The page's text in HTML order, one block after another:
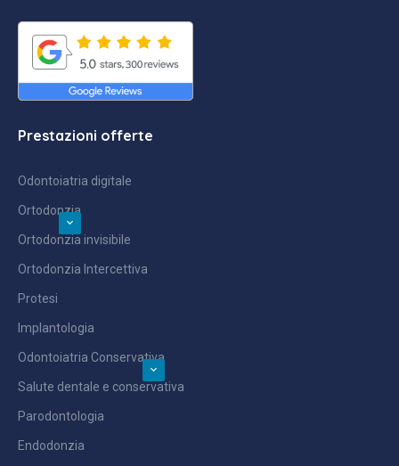
Prestazioni offerte
Odontoiatria digitale
Ortodonzia
Ortodonzia invisibile
Ortodonzia Intercettiva
Protesi
Implantologia
Odontoiatria Conservativa
Salute dentale e conservativa
Parodontologia
Endodonzia